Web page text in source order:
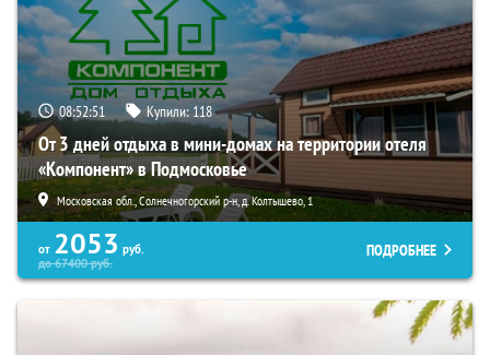
08:52:50 Купили: 118
От 3 дней отдыха в мини-домах на территории отеля
«Компонент» в Подмосковье
Московская обл., Солнечногорский р-н, д. Колтышево, 1
от 2053 руб.
до67400руб.
ПОДРОБНЕЕ